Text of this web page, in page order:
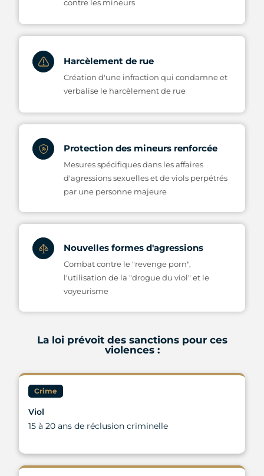
contre les mineurs
Harcèlement de rue
Création d'une infraction qui condamne et
verbalise le harcèlement de rue
Protection des mineurs renforcée
Mesures spécifiques dans les affaires
d'agressions sexuelles et de viols perpétrés
par une personne majeure
Nouvelles formes d'agressions
Combat contre le "revenge porn",
l'utilisation de la "drogue du viol" et le
voyeurisme
La loi prévoit des sanctions pour ces
violences :
Crime
Viol
15 à 20 ans de réclusion criminelle